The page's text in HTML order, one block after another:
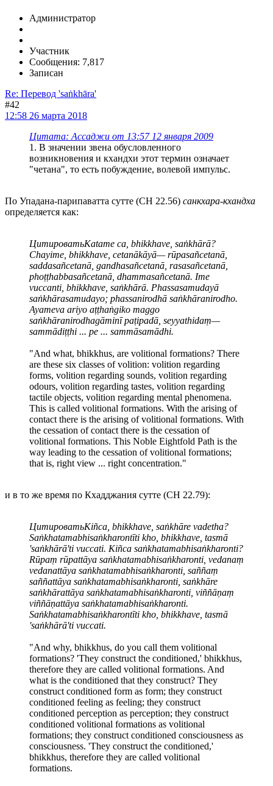
Администратор
Участник
Сообщения: 7,817
Записан
Re: Перевод 'saṅkhāra'
#42
12:58 26 марта 2018
Цитата: Ассаджи от 13:57 12 января 2009
1. В значении звена обусловленного
возникновения и кхандхи этот термин означает
"четана", то есть побуждение, волевой импульс.
По Упадана-парипаватта сутте (СН 22.56) санкхара-кхандха
определяется как:
ЦитироватьKatame ca, bhikkhave, saṅkhārā?
Chayime, bhikkhave, cetanākāyā— rūpasañcetanā,
saddasañcetanā, gandhasañcetanā, rasasañcetanā,
phoṭṭhabbasañcetanā, dhammasañcetanā. Ime
vuccanti, bhikkhave, saṅkhārā. Phassasamudayā
saṅkhārasamudayo; phassanirodhā saṅkhāranirodho.
Ayameva ariyo aṭṭhaṅgiko maggo
saṅkhāranirodhagāminī paṭipadā, seyyathidaṃ—
sammādiṭṭhi ... pe ... sammāsamādhi.
"And what, bhikkhus, are volitional formations? There
are these six classes of volition: volition regarding
forms, volition regarding sounds, volition regarding
odours, volition regarding tastes, volition regarding
tactile objects, volition regarding mental phenomena.
This is called volitional formations. With the arising of
contact there is the arising of volitional formations. With
the cessation of contact there is the cessation of
volitional formations. This Noble Eightfold Path is the
way leading to the cessation of volitional formations;
that is, right view ... right concentration."
и в то же время по Кхадджания сутте (СН 22.79):
ЦитироватьKiñca, bhikkhave, saṅkhāre vadetha?
Saṅkhatamabhisaṅkharontīti kho, bhikkhave, tasmā
'saṅkhārā'ti vuccati. Kiñca saṅkhatamabhisaṅkharonti?
Rūpaṃ rūpattāya saṅkhatamabhisaṅkharonti, vedanaṃ
vedanattāya saṅkhatamabhisaṅkharonti, saññaṃ
saññattāya saṅkhatamabhisaṅkharonti, saṅkhāre
saṅkhārattāya saṅkhatamabhisaṅkharonti, viññāṇaṃ
viññāṇattāya saṅkhatamabhisaṅkharonti.
Saṅkhatamabhisaṅkharontīti kho, bhikkhave, tasmā
'saṅkhārā'ti vuccati.
"And why, bhikkhus, do you call them volitional
formations? 'They construct the conditioned,' bhikkhus,
therefore they are called volitional formations. And
what is the conditioned that they construct? They
construct conditioned form as form; they construct
conditioned feeling as feeling; they construct
conditioned perception as perception; they construct
conditioned volitional formations as volitional
formations; they construct conditioned consciousness as
consciousness. 'They construct the conditioned,'
bhikkhus, therefore they are called volitional
formations.